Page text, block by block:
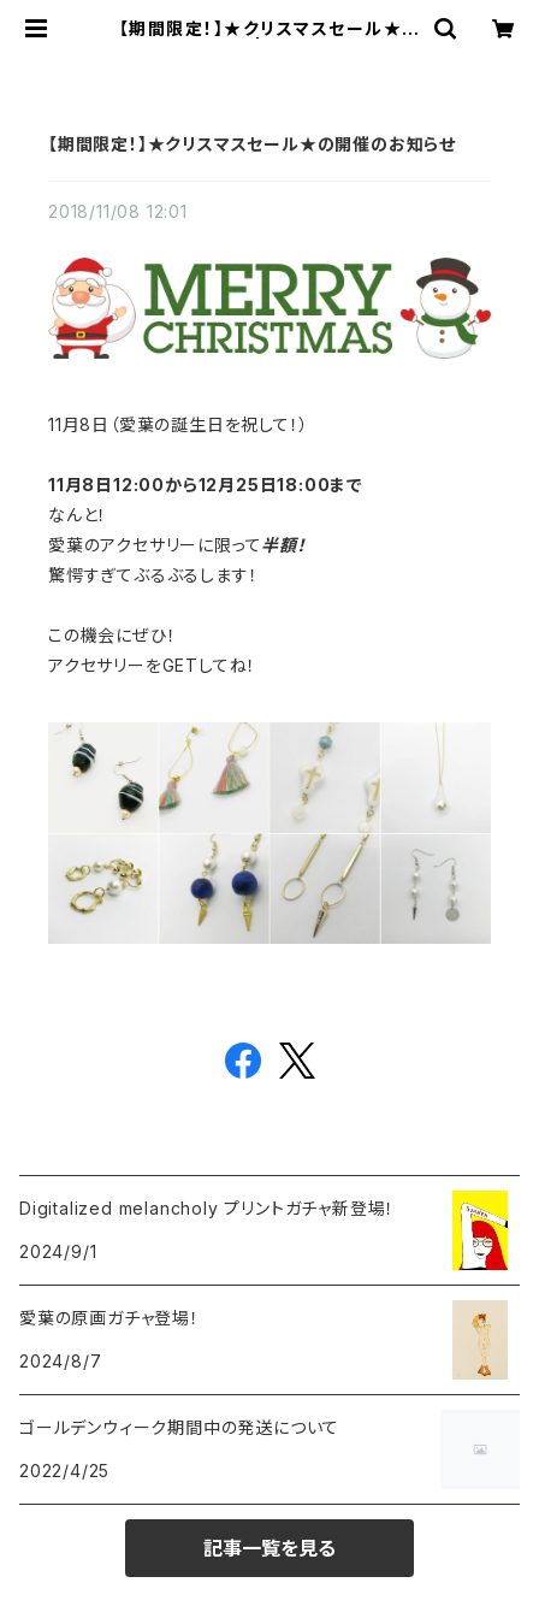
【期間限定！】★クリスマスセール★の
【期間限定！】★クリスマスセール★の開催のお知らせ
2018/11/08 12:01
11月8日（愛葉の誕生日を祝して！）
11月8日12:00から12月25日18:00まで
なんと！
愛葉のアクセサリーに限って半額！
驚愕すぎてぶるぶるします！
この機会にぜひ！
アクセサリーをGETしてね！
Digitalized melancholy プリントガチャ新登場！
2024/9/1
愛葉の原画ガチャ登場！
2024/8/7
ゴールデンウィーク期間中の発送について
2022/4/25
記事一覧を見る